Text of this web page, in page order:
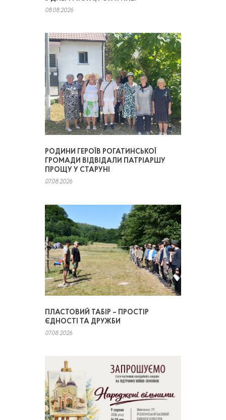
08.08.2026
РОДИНИ ГЕРОЇВ РОГАТИНСЬКОЇ
ГРОМАДИ ВІДВІДАЛИ ПАТРІАРШУ
ПРОЩУ У СТАРУНІ
07.08.2026
ПЛАСТОВИЙ ТАБІР – ПРОСТІР
ЄДНОСТІ ТА ДРУЖБИ
07.08.2026